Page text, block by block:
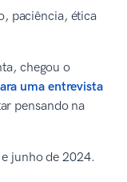
paciência, ética
chegou o
uma entrevista
pensando na
junho de 2024.